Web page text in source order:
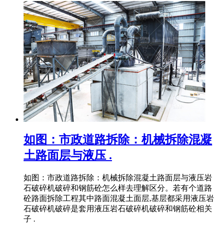
如图：市政道路拆除：机械拆除混凝
土路面层与液压 .
如图：市政道路拆除：机械拆除混凝土路面层与液压岩
石破碎机破碎和钢筋砼怎么样去理解区分。若有个道路
砼路面拆除工程其中路面混凝土面层,基层都采用液压岩
石破碎机破碎是套用液压岩石破碎机破碎和钢筋砼相关
子 .